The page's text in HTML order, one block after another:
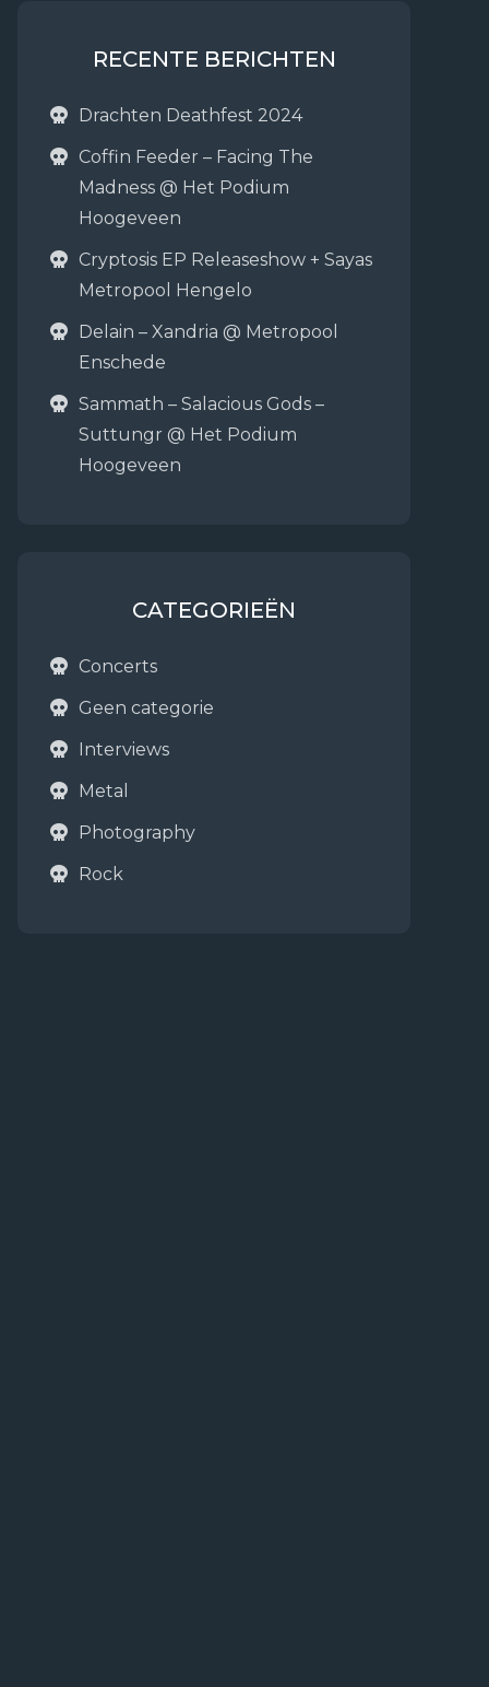
RECENTE BERICHTEN
Drachten Deathfest 2024
Coffin Feeder – Facing The
Madness @ Het Podium
Hoogeveen
Cryptosis EP Releaseshow + Sayas
Metropool Hengelo
Delain – Xandria @ Metropool
Enschede
Sammath – Salacious Gods –
Suttungr @ Het Podium
Hoogeveen
CATEGORIEËN
Concerts
Geen categorie
Interviews
Metal
Photography
Rock